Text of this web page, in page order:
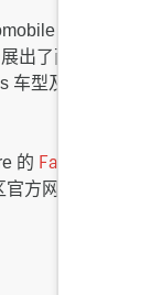
展会上成
出了两款
车型及 2025 年
的 Facebook
方网站: